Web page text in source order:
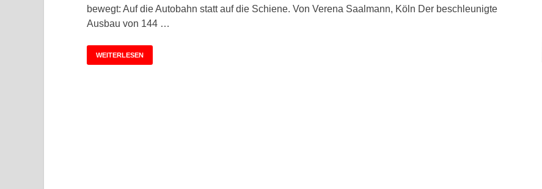
bewegt: Auf die Autobahn statt auf die Schiene. Von Verena Saalmann, Köln Der beschleunigte
Ausbau von 144 …
WEITERLESEN